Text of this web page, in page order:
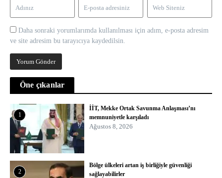
Daha sonraki yorumlarımda kullanılması için adım, e-posta adresim
ve site adresim bu tarayıcıya kaydedilsin.
Öne çıkanlar
1
İİT, Mekke Ortak Savunma Anlaşması’nı
memnuniyetle karşıladı
Ağustos 8, 2026
2
Bölge ülkeleri artan iş birliğiyle güvenliği
sağlayabilirler